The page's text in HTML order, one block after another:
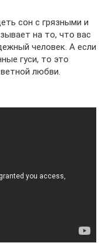
сон с грязными и
на то, что вас
человек. А если
гуси, то это
любви.